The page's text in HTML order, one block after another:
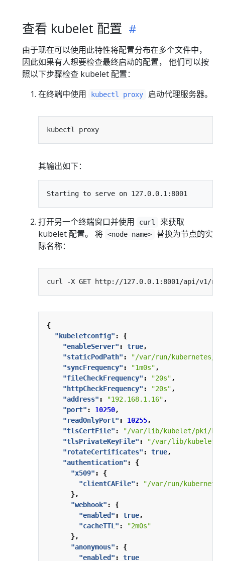
查看 kubelet 配置
由于现在可以使用此特性将配置分布在多个文件中，
因此如果有人想要检查最终启动的配置， 他们可以按
照以下步骤检查 kubelet 配置：
在终端中使用
kubectl proxy 启动代理服务器。
其输出如下：
打开另一个终端窗口并使用 curl
来获取
kubelet 配置。 将 <node-name>
替换为节点的实
际名称：
curl -X GET http://127.0.0.1:8001/api/v1/
{
"kubeletconfig" :
{
"enableServer" : true,
"staticPodPath" :
"/var/run/kubernetes/
"syncFrequency" : "1m0s" ,
"fileCheckFrequency" : "20s" ,
"httpCheckFrequency" : "20s" ,
"address" : "192.168.1.16" ,
"port" : 10250,
"readOnlyPort" : 10255,
"tlsCertFile" :
"/var/lib/kubelet/pki/
"tlsPrivateKeyFile" :
"/var/lib/kubelet/
"rotateCertificates" : true,
"authentication" :
{
"x509" :
{
"clientCAFile" :
"/var/run/
},
"webhook" :
{
"enabled" : true,
"cacheTTL" :
"2m0s"
},
"anonymous" :
{
"enabled" : true